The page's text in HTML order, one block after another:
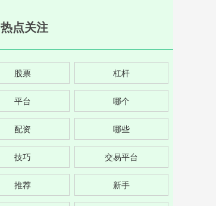
热点关注
股票 杠杆
平台 哪个
配资 哪些
技巧 交易平台
推荐 新手